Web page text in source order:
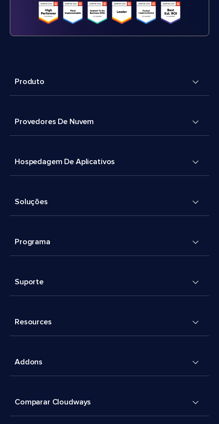
Produto
Provedores De Nuvem
Hospedagem De Aplicativos
Soluções
Programa
Suporte
Resources
Addons
Comparar Cloudways